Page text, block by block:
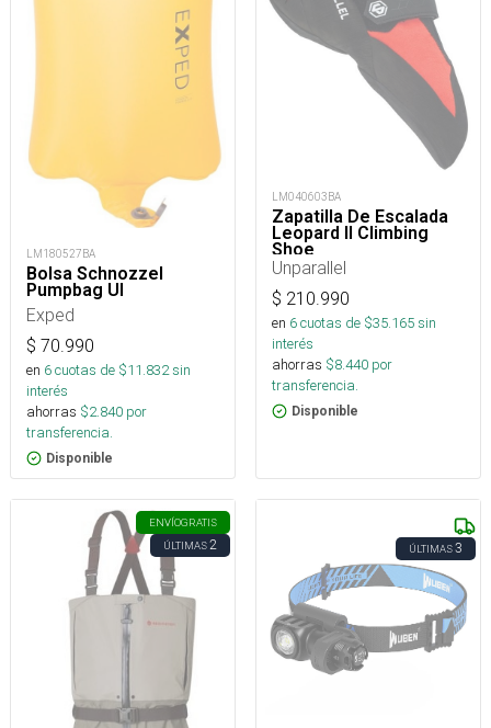
LM180527BA
Bolsa Schnozzel
Pumpbag Ul
Exped
$ 70.990
en 6cuotas de $11.832sin
interés
ahorras $2.840 por
transferencia.
Disponible
LM040603BA
Zapatilla De Escalada
Leopard II Climbing
Shoe
Unparallel
$ 210.990
en 6cuotas de $35.165sin
interés
ahorras $8.440 por
transferencia.
Disponible
ENVÍOGRATIS
ÚLTIMAS2 ÚLTIMAS3